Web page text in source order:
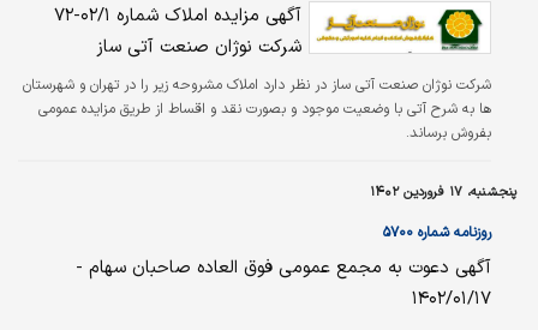
آگهی مزایده املاک شماره ۰۲/۱-۷۲
شرکت نوژان صنعت آتی ساز
شرکت نوژان صنعت آتی ساز در نظر دارد املاک مشروحه زیر را در تهران و شهرستان
ها به شرح آتی با وضعیت موجود و بصورت نقد و اقساط از طریق مزایده عمومی
بفروش برساند.
پنجشنبه، ۱۷ فروردین ۱۴۰۲
روزنامه شماره ۵۷۰۰
آگهی دعوت به مجمع عمومی فوق العاده صاحبان سهام -
۱۴۰۲/۰۱/۱۷